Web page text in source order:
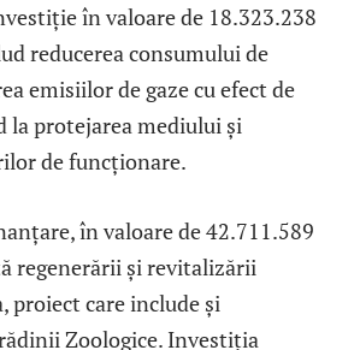
în valoare de 18.323.238
reducerea consumului de
emisiilor de gaze cu efect de
la protejarea mediului și
de funcționare.
în valoare de 42.711.589
regenerării și revitalizării
proiect care include și
Zoologice. Investiția